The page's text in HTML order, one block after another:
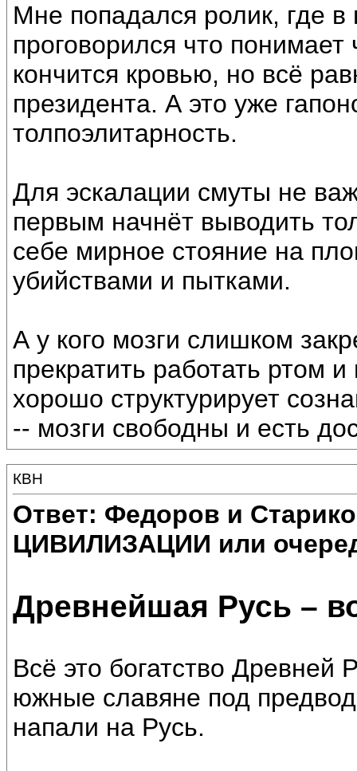
Мне попадался ролик, где
проговорился что
кончится кровью, но всё
президента. А это уже
толпоэлитарность.
Для эскалации смуты не
первым начнёт выводить
себе мирное стояние на
убийствами и пытками.
А у кого мозги слишком
прекратить работать ртом
хорошо структурирует
-- мозги свободны и есть
КВН
Ответ: Федоров и
ЦИВИЛИЗАЦИИ или
Древнейшая Русь –
Всё это богатство Древней
южные славяне под
напали на Русь.